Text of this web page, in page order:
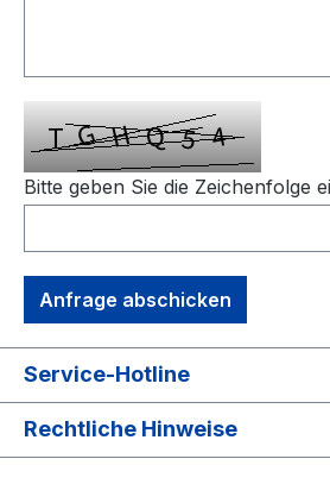
Bitte geben Sie die Zeichenfolge
Anfrage abschicken
Service-Hotline
Rechtliche Hinweise